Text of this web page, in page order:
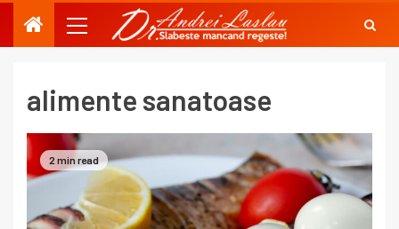
alimente sanatoase
2 min read